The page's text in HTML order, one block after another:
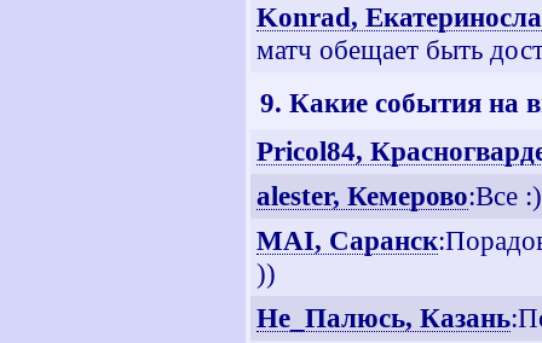
Konrad,
матч обещает быть
9. Какие события на
Pricol84,
alester, Кемерово:Все :)
MAI, Саранск
))
Не_Палюсь, Казань